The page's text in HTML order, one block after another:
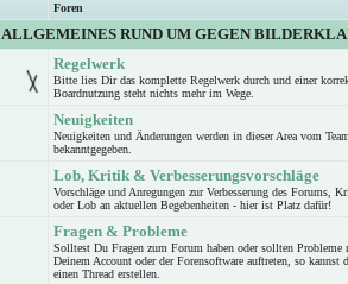
Foren
ALLGEMEINES RUND UM GEGEN
Regelwerk
Bitte lies Dir das komplette Regelwerk durch und einer
Boardnutzung steht nichts mehr im Wege.
Neuigkeiten
Neuigkeiten und Änderungen werden in dieser Area vom Team
bekanntgegeben.
Lob, Kritik & Verbesserungsvorschläge
Vorschläge und Anregungen zur Verbesserung des Forums,
oder Lob an aktuellen Begebenheiten - hier ist Platz dafür!
Fragen & Probleme
Solltest Du Fragen zum Forum haben oder sollten Probleme
Deinem Account oder der Forensoftware auftreten, so kannst
einen Thread erstellen.